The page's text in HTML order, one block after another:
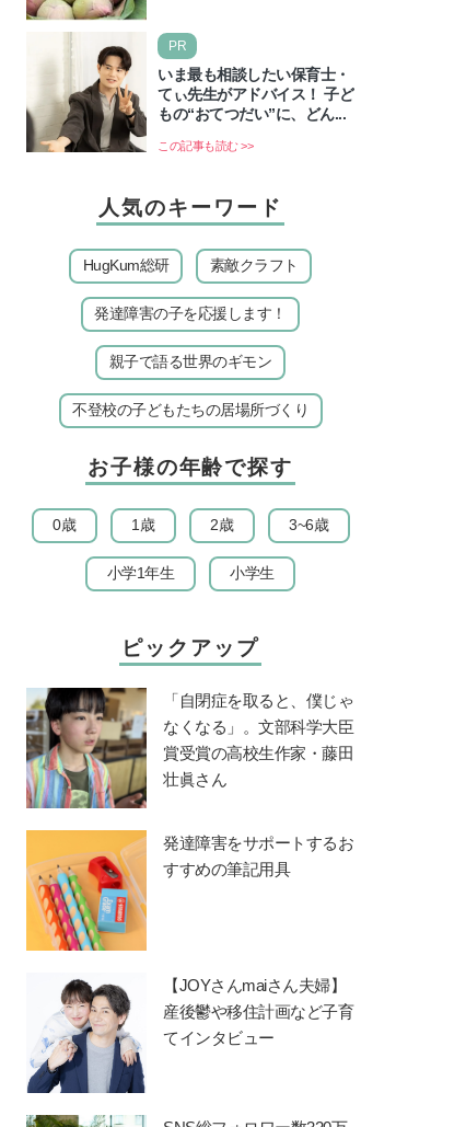
ズゲート」というとって…
PR
いま最も相談したい保育士・
てぃ先生がアドバイス！ 子ど
もの“おてつだい”に、どん...
この記事も読む >>
人気のキーワード
HugKum総研 素敵クラフト
発達障害の子を応援します！
親子で語る世界のギモン
不登校の子どもたちの居場所づくり
お子様の年齢で探す
0歳 1歳 2歳 3~6歳
小学1年生 小学生
ピックアップ
「自閉症を取ると、僕じゃ
なくなる」。文部科学大臣
賞受賞の高校生作家・藤田
壮眞さん
発達障害をサポートするお
すすめの筆記用具
【JOYさんmaiさん夫婦】
産後鬱や移住計画など子育
てインタビュー